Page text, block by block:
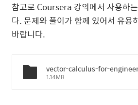
참고로 Coursera 강의에서 사용하
다. 문제와 풀이가 함께 있어서 유용
바랍니다.
vector-calculus-for-
1.14MB